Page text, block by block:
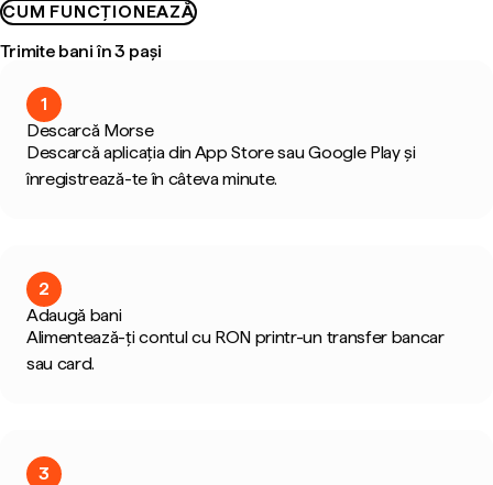
CUM FUNCȚIONEAZĂ
Trimite bani în 3 pași
1
Descarcă Morse
Descarcă aplicația din App Store sau Google Play și
înregistrează-te în câteva minute.
2
Adaugă bani
Alimentează-ți contul cu RON printr-un transfer bancar
sau card.
3